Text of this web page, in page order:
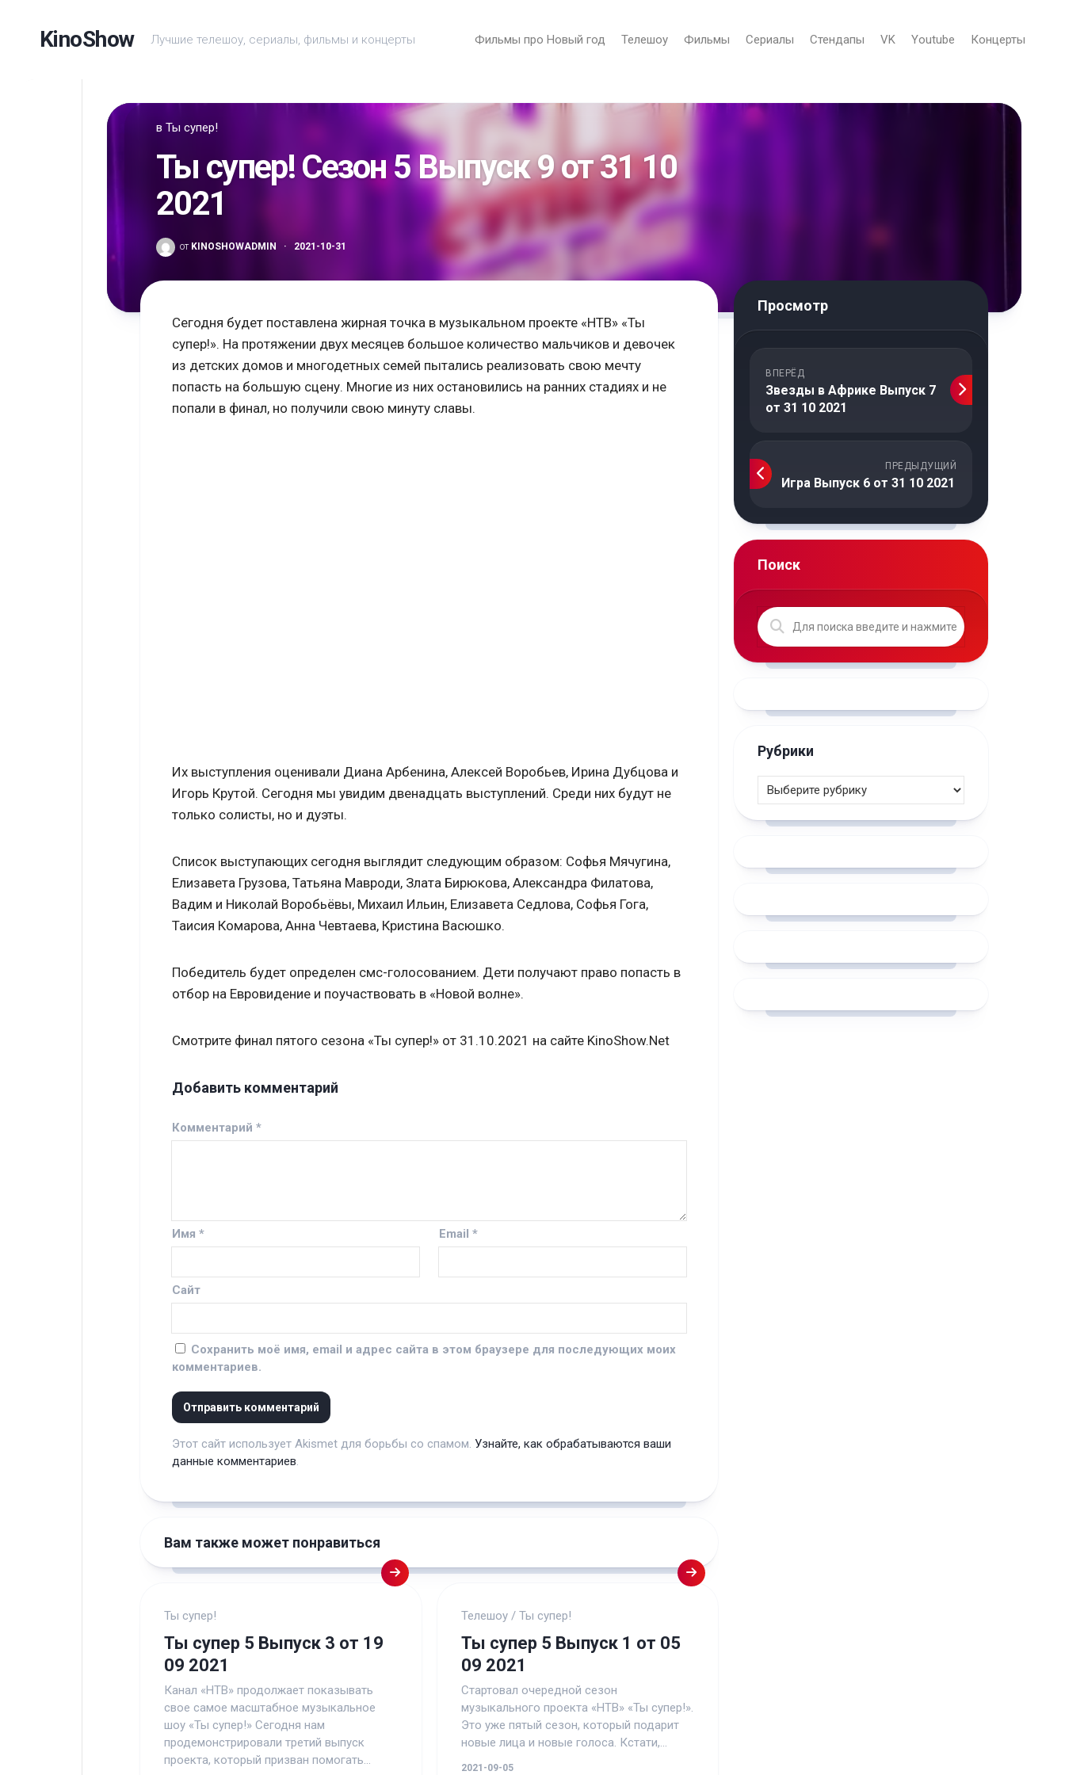
содержаниюKinoShow Лучшие телешоу, сериалы, фильмы и концерты Фильмы про Новый год Телешоу Фильмы Сериалы Стендапы VK Youtube Концерты
в Ты супер!
Ты супер! Сезон 5 Выпуск 9 от 31 10
2021
отKINOSHOWADMIN · 2021-10-31
Сегодня будет поставлена жирная точка в музыкальном проекте «НТВ» «Ты
супер!». На протяжении двух месяцев большое количество мальчиков и девочек
из детских домов и многодетных семей пытались реализовать свою мечту
попасть на большую сцену. Многие из них остановились на ранних стадиях и не
попали в финал, но получили свою минуту славы.
Их выступления оценивали Диана Арбенина, Алексей Воробьев, Ирина Дубцова и
Игорь Крутой. Сегодня мы увидим двенадцать выступлений. Среди них будут не
только солисты, но и дуэты.
Список выступающих сегодня выглядит следующим образом: Софья Мячугина,
Елизавета Грузова, Татьяна Мавроди, Злата Бирюкова, Александра Филатова,
Вадим и Николай Воробьёвы, Михаил Ильин, Елизавета Седлова, Софья Гога,
Таисия Комарова, Анна Чевтаева, Кристина Васюшко.
Победитель будет определен смс-голосованием. Дети получают право попасть в
отбор на Евровидение и поучаствовать в «Новой волне».
Смотрите финал пятого сезона «Ты супер!» от 31.10.2021 на сайте KinoShow.Net
Добавить комментарий
Комментарий *
Имя * Email*
Сайт
Сохранить моё имя, email и адрес сайта в этом браузере для последующих моих
комментариев.
Этот сайт использует Akismet для борьбы со спамом. Узнайте, как обрабатываются ваши
данные комментариев.
Вам также может понравиться
Ты супер!
Ты супер 5 Выпуск 3 от 19
09 2021
Канал «НТВ» продолжает показывать
свое самое масштабное музыкальное
шоу «Ты супер!» Сегодня нам
продемонстрировали третий выпуск
проекта, который призван помогать...
Телешоу/ Ты супер!
Ты супер 5 Выпуск 1 от 05
09 2021
Стартовал очередной сезон
музыкального проекта «НТВ» «Ты супер!».
Это уже пятый сезон, который подарит
новые лица и новые голоса. Кстати,...
2021-09-05
Просмотр
ВПЕРЁД
Звезды в Африке Выпуск 7
от 31 10 2021
ПРЕДЫДУЩИЙ
Игра Выпуск 6 от 31 10 2021
Поиск
Рубрики